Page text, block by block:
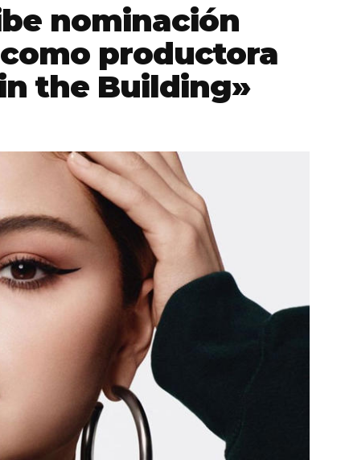
nominación
productora
the Building»
el nuevo
Hendrix y
raíces colombianas al
mundo a través de su
música